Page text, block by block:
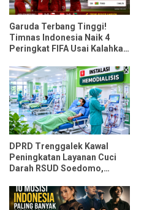
Garuda Terbang Tinggi!
Timnas Indonesia Naik 4
Peringkat FIFA Usai Kalahkan
DPRD Trenggalek Kawal
Peningkatan Layanan Cuci
Darah RSUD Soedomo,
Pasien Sekali Pelayanan